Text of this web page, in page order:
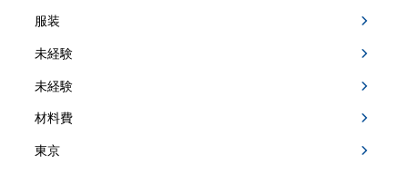
服装
未経験
未経験
材料費
東京